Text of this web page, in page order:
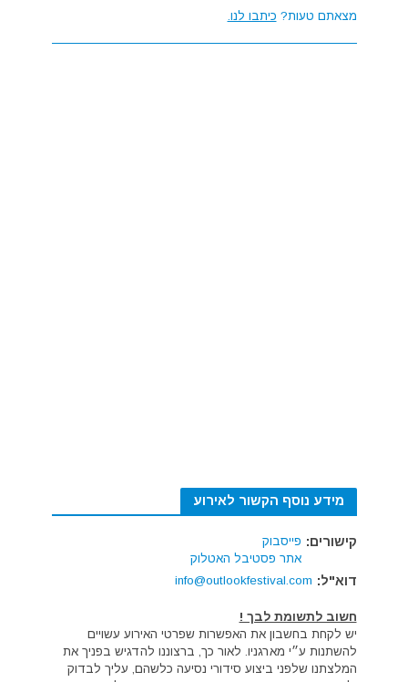
מצאתם טעות? כיתבו לנו.
מידע נוסף הקשור לאירוע
קישורים: פייסבוק
אתר פסטיבל האטלוק
דוא"ל: info@outlookfestival.com
חשוב לתשומת לבך !
יש לקחת בחשבון את האפשרות שפרטי האירוע עשויים
להשתנות ע״י מארגניו. לאור כך, ברצוננו להדגיש בפניך את
המלצתנו שלפני ביצוע סידורי נסיעה כלשהם, עליך לבדוק